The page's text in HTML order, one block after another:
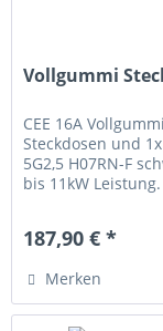
Vollgummi
CEE 16A
Steckdosen und
5G2,5 H07RN-F
bis 11kW
187,90 € *
Merken